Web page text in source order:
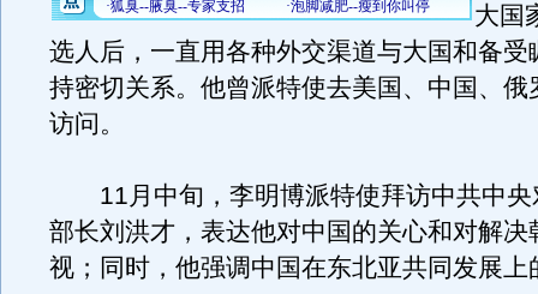
大国
选人后，一直用各种外交渠道与大国和备受
持密切关系。他曾派特使去美国、中国、俄
访问。
11月中旬，李明博派特使拜访中共中央
部长刘洪才，表达他对中国的关心和对解决
视；同时，他强调中国在东北亚共同发展上